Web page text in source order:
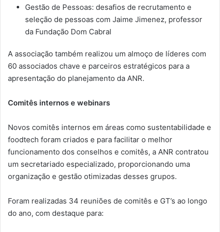
Gestão de Pessoas: desafios de recrutamento e
seleção de pessoas com Jaime Jimenez, professor
da Fundação Dom Cabral
A associação também realizou um almoço de líderes com
60 associados chave e parceiros estratégicos para a
apresentação do planejamento da ANR.
Comitês internos e webinars
Novos comitês internos em áreas como sustentabilidade e
foodtech foram criados e para facilitar o melhor
funcionamento dos conselhos e comitês, a ANR contratou
um secretariado especializado, proporcionando uma
organização e gestão otimizadas desses grupos.
Foram realizadas 34 reuniões de comitês e GT’s ao longo
do ano, com destaque para: